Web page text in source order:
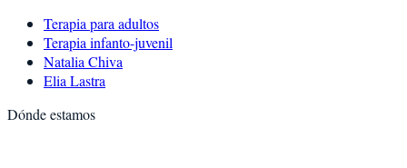
Terapia para adultos
Terapia infanto-juvenil
Natalia Chiva
Elia Lastra
Dónde estamos